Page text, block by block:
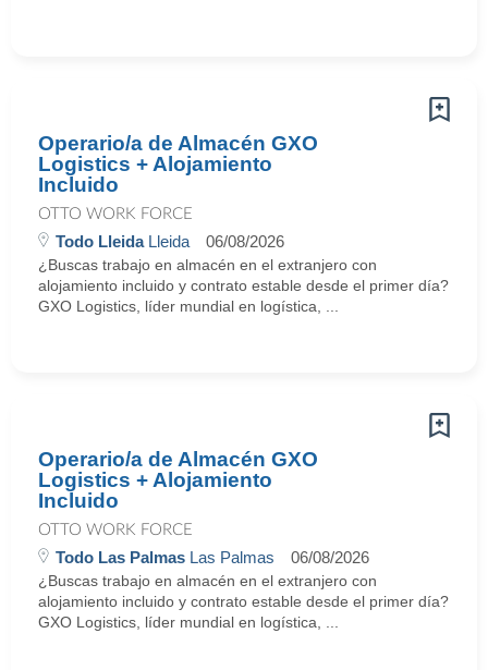
Operario/a de Almacén GXO
Logistics + Alojamiento
Incluido
OTTO WORK FORCE
Todo LleidaLleida 06/08/2026
¿Buscas trabajo en almacén en el extranjero con
alojamiento incluido y contrato estable desde el primer día?
GXO Logistics, líder mundial en logística, ...
Operario/a de Almacén GXO
Logistics + Alojamiento
Incluido
OTTO WORK FORCE
Todo Las Palmas Las Palmas 06/08/2026
¿Buscas trabajo en almacén en el extranjero con
alojamiento incluido y contrato estable desde el primer día?
GXO Logistics, líder mundial en logística, ...